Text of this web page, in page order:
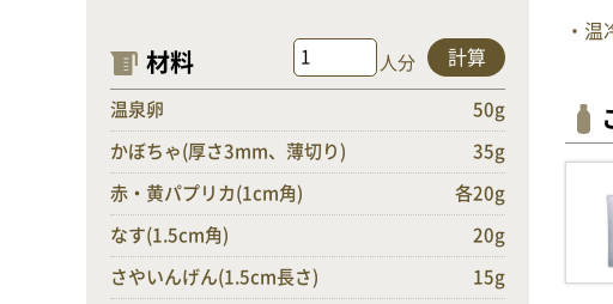
材料 人分 計算
温泉卵 50g
かぼちゃ(厚さ3mm、薄切り) 35g
赤・黄パプリカ(1cm角) 各20g
なす(1.5cm角) 20g
さやいんげん(1.5cm長さ) 15g
・温